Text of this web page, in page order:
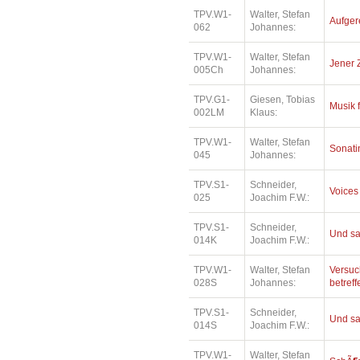
TPV.W1-
062
Walter, Stefan
Johannes:
TPV.W1-
005Ch
Walter, Stefan
Johannes:
Jener
TPV.G1-
002LM
Giesen, Tobias
Klaus:
Musik
TPV.W1-
045
Walter, Stefan
Johannes:
TPV.S1-
025
Schneider,
Joachim F.W.:
TPV.S1-
014K
Schneider,
Joachim F.W.:
Und
TPV.W1-
028S
Walter, Stefan
Johannes:
TPV.S1-
014S
Schneider,
Joachim F.W.:
Und
TPV.W1- Walter, Stefan